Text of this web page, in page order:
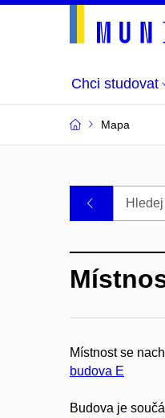
Chci studovat
Mapa
Budovy
Místnost se
budova E
Budova je